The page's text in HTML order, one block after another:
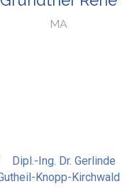
MA